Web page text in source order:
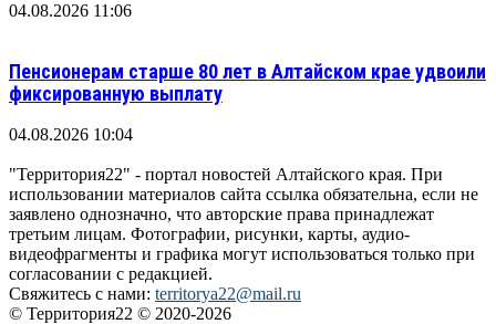
04.08.2026 11:06
Пенсионерам старше 80 лет в Алтайском крае удвоили
фиксированную выплату
04.08.2026 10:04
"Территория22" - портал новостей Алтайского края. При
использовании материалов сайта ссылка обязательна, если не
заявлено однозначно, что авторские права принадлежат
третьим лицам. Фотографии, рисунки, карты, аудио-
видеофрагменты и графика могут использоваться только при
согласовании с редакцией.
Свяжитесь с нами: territorya22@mail.ru
© Территория22 © 2020-2026